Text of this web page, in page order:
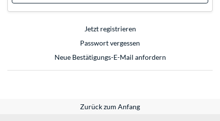
Jetzt registrieren
Passwort vergessen
Neue Bestätigungs-E-Mail anfordern
Zurück zum Anfang